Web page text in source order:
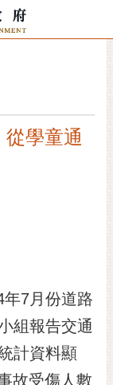
學童通
7月份道路
組報告交通
計資料顯
故受傷人數